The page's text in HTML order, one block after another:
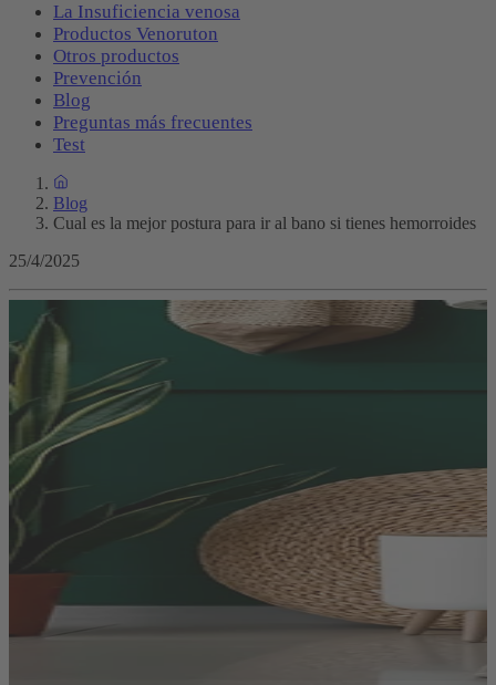
La Insuficiencia venosa
Productos Venoruton
Otros productos
Prevención
Blog
Preguntas más frecuentes
Test
Blog
Cual es la mejor postura para ir al bano si tienes hemorroides
25/4/2025